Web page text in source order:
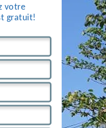
votre
gratuit!